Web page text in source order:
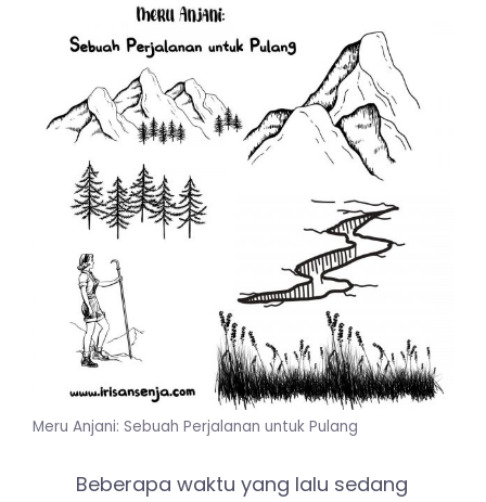
Meru Anjani: Sebuah Perjalanan untuk Pulang
Beberapa waktu yang lalu sedang